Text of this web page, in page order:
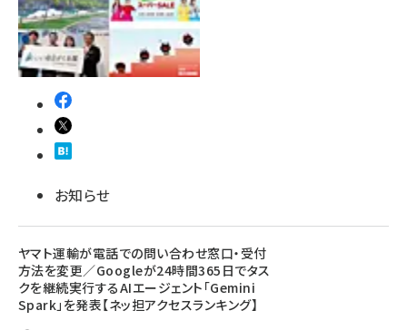
お知らせ
ヤマト運輸が電話での問い合わせ窓口・受付
方法を変更／Googleが24時間365日でタス
クを継続実行するAIエージェント「Gemini
Spark」を発表【ネッ担アクセスランキング】